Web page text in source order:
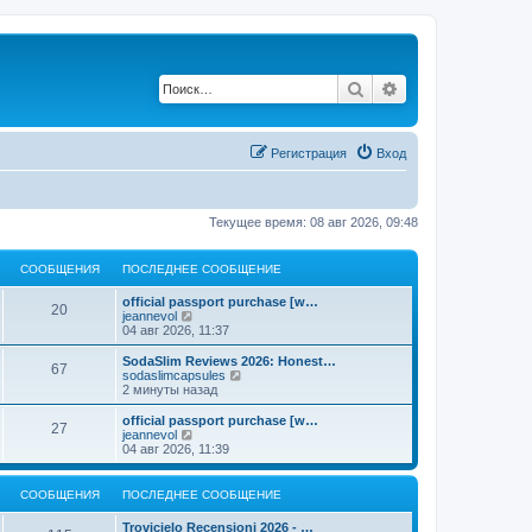
Поиск
Вход
Регистрация
Текущее время: 08 авг 2026, 09:48
СООБЩЕНИЯ ПОСЛЕДНЕЕ СООБЩЕНИЕ
20
official passport purchase [w…
jeannevol
е
р
е
й
т
п
о
с
л
д
н
е
04 авг 2026, 11:37
67
SodaSlim Reviews 2026: Honest…
sodaslimcapsules
р
е
к
п
о
с
2 минуты назад
27
official passport purchase [w…
jeannevol
е
р
е
й
04 авг 2026, 11:39
СООБЩЕНИЯ ПОСЛЕДНЕЕ СООБЩЕНИЕ
Trovicielo Recensioni 2026 - …